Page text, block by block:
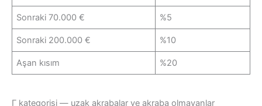
Sonraki 70.000 € %5
Sonraki 200.000 € %10
Aşan kısım %20
Γ kategorisi — uzak akrabalar ve akraba olmayanlar